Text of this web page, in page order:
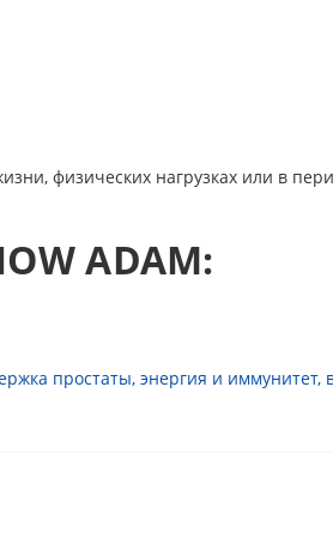
физических нагрузках или в
ADAM:
простаты, энергия и иммунитет,